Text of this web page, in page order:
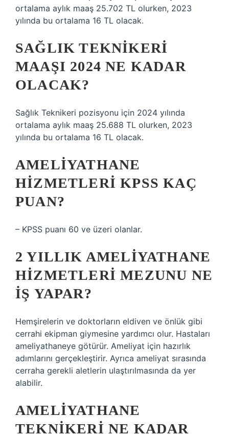
ortalama aylık maaş 25.702 TL olurken, 2023
yılında bu ortalama 16 TL olacak.
SAĞLIK TEKNIKERI
MAAŞI 2024 NE KADAR
OLACAK?
Sağlık Teknikeri pozisyonu için 2024 yılında
ortalama aylık maaş 25.688 TL olurken, 2023
yılında bu ortalama 16 TL olacak.
AMELIYATHANE
HIZMETLERI KPSS KAÇ
PUAN?
– KPSS puanı 60 ve üzeri olanlar.
2 YILLIK AMELIYATHANE
HIZMETLERI MEZUNU NE
IŞ YAPAR?
Hemşirelerin ve doktorların eldiven ve önlük gibi
cerrahi ekipman giymesine yardımcı olur. Hastaları
ameliyathaneye götürür. Ameliyat için hazırlık
adımlarını gerçekleştirir. Ayrıca ameliyat sırasında
cerraha gerekli aletlerin ulaştırılmasında da yer
alabilir.
AMELIYATHANE
TEKNIKERI NE KADAR